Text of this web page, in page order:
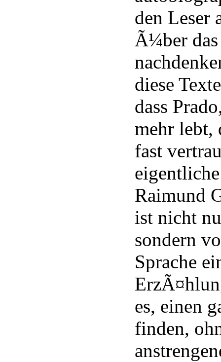
den Leser
Ã¼ber das
diese
dass
mehr lebt,
fast
Raimund
ist nicht
sondern
Sprache
es, einen
finden,